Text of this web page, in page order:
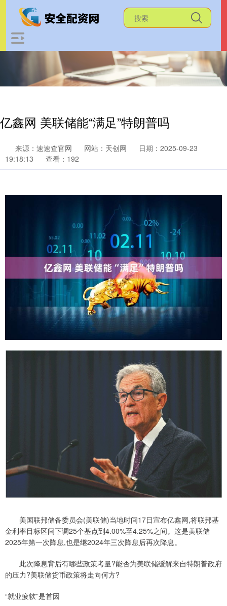
亿鑫网 美联储能“满足”特朗普吗
来源：速速查官网 网站：天创网
日期：2025-09-23
19:18:13
查看：192
美国联邦储备委员会(美联储)当地时间17日宣布亿鑫网,将联邦基
金利率目标区间下调25个基点到4.00%至4.25%之间。这是美联储
2025年第一次降息,也是继2024年三次降息后再次降息。
此次降息背后有哪些政策考量?能否为美联储缓解来自特朗普政府
的压力?美联储货币政策将走向何方?
“就业疲软”是首因